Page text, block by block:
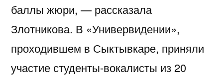
баллы жюри, — рассказала
Злотникова. В «Универвидении»,
проходившем в Сыктывкаре, приняли
участие студенты-вокалисты из 20